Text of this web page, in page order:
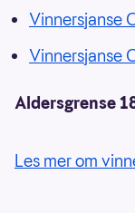
Vinnersjanse
Vinnersjanse
Aldersgrense
Les mer om